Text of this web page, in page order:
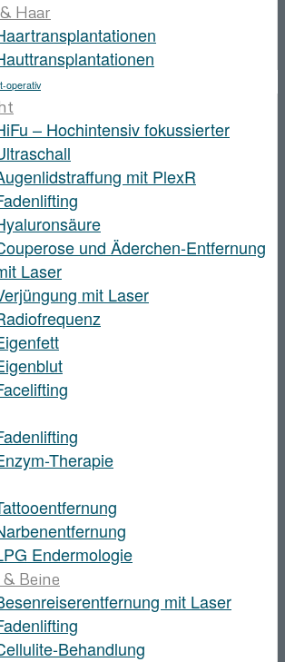
Haar
operativ
– Hochintensiv fokussierter
mit PlexR
und Äderchen-Entfernung
Laser
mit Laser
Therapie
Endermologie
Beine
mit Laser
Behandlung